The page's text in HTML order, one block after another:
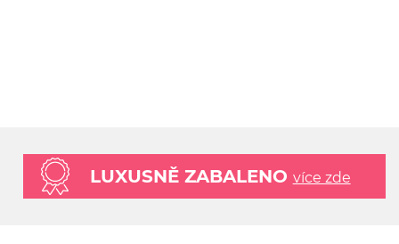
LUXUSNĚ ZABALENO více zde